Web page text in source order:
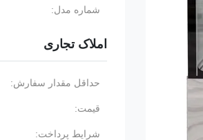
شماره مدل:
املاک تجاری
حداقل مقدار سفارش:
قیمت:
شرایط پرداخت: